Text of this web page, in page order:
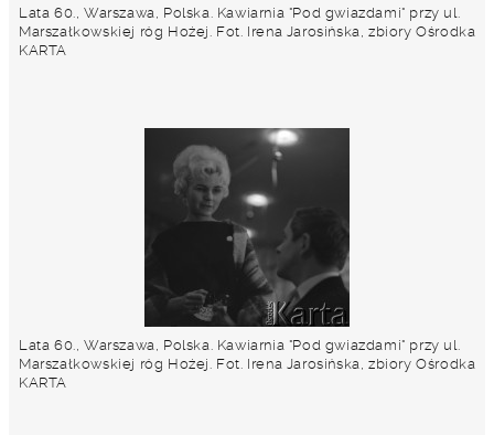
Lata 60., Warszawa, Polska. Kawiarnia "Pod gwiazdami" przy ul.
Marszałkowskiej róg Hożej. Fot. Irena Jarosińska, zbiory Ośrodka
KARTA
Lata 60., Warszawa, Polska. Kawiarnia "Pod gwiazdami" przy ul.
Marszałkowskiej róg Hożej. Fot. Irena Jarosińska, zbiory Ośrodka
KARTA